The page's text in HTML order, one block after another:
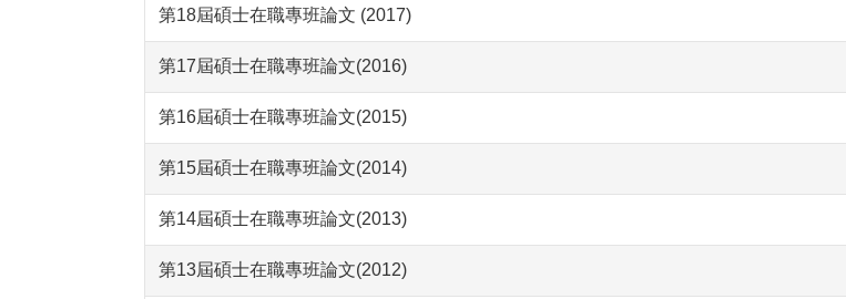
第18屆碩士在職專班論文 (2017)
第17屆碩士在職專班論文(2016)
第16屆碩士在職專班論文(2015)
第15屆碩士在職專班論文(2014)
第14屆碩士在職專班論文(2013)
第13屆碩士在職專班論文(2012)